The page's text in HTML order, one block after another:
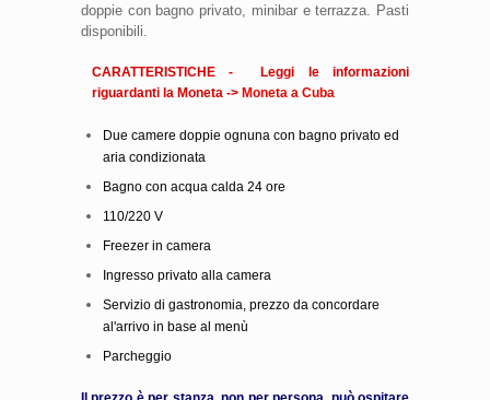
doppie con bagno privato, minibar e terrazza. Pasti
disponibili.
CARATTERISTICHE - Leggi le informazioni
riguardanti la Moneta -> Moneta a Cuba
Due camere doppie ognuna con bagno privato ed
aria condizionata
Bagno con acqua calda 24 ore
110/220 V
Freezer in camera
Ingresso privato alla camera
Servizio di gastronomia, prezzo da concordare
al'arrivo in base al menù
Parcheggio